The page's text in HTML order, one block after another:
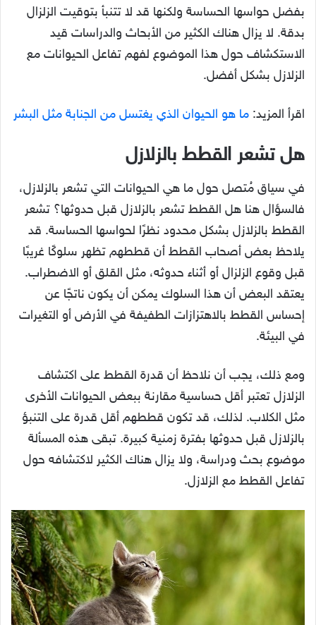
بفضل حواسها الحساسة ولكنها قد لا تتنبأ بتوقيت الزلزال
بدقة. لا يزال هناك الكثير من الأبحاث والدراسات قيد
الاستكشاف حول هذا الموضوع لفهم تفاعل الحيوانات مع
الزلازل بشكل أفضل.
اقرأ المزيد: ما هو الحيوان الذي يغتسل من الجنابة مثل البشر
هل تشعر القطط بالزلازل
في سياق مُتصل حول ما هي الحيوانات التي تشعر بالزلازل،
فالسؤال هنا هل القطط تشعر بالزلازل قبل حدوثها؟ تشعر
القطط بالزلازل بشكل محدود نظرًا لحواسها الحساسة. قد
يلاحظ بعض أصحاب القطط أن قططهم تظهر سلوكًا غريبًا
قبل وقوع الزلزال أو أثناء حدوثه، مثل القلق أو الاضطراب.
يعتقد البعض أن هذا السلوك يمكن أن يكون ناتجًا عن
إحساس القطط بالاهتزازات الطفيفة في الأرض أو التغيرات
في البيئة.
ومع ذلك، يجب أن نلاحظ أن قدرة القطط على اكتشاف
الزلازل تعتبر أقل حساسية مقارنة ببعض الحيوانات الأخرى
مثل الكلاب. لذلك، قد تكون قططهم أقل قدرة على التنبؤ
بالزلازل قبل حدوثها بفترة زمنية كبيرة. تبقى هذه المسألة
موضوع بحث ودراسة، ولا يزال هناك الكثير لاكتشافه حول
تفاعل القطط مع الزلازل.